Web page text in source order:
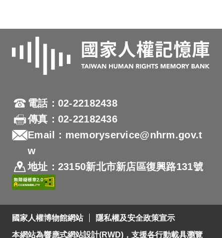
電話：02-22182438
傳真：02-22182436
Email：memoryservice@nhrm.gov.t
w
地址：23150新北市新店區復興路131號
國家人權博物館網站
隱私權及安全政策宣示
本網站為響應式網站設計(RWD)，支援各行動載具瀏覽